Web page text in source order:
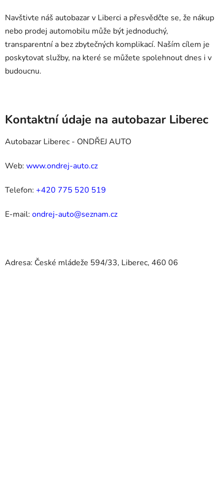
Navštivte náš autobazar v Liberci a přesvědčte se, že nákup
nebo prodej automobilu může být jednoduchý,
transparentní a bez zbytečných komplikací. Naším cílem je
poskytovat služby, na které se můžete spolehnout dnes i v
budoucnu.
Kontaktní údaje na autobazar Liberec
Autobazar Liberec - ONDŘEJ AUTO
Web: www.ondrej-auto.cz
Telefon: +420 775 520 519
E-mail: ondrej-auto@seznam.cz
Adresa: České mládeže 594/33, Liberec, 460 06